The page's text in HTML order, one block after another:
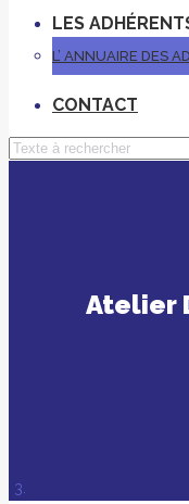
LES
L’ ANNUAIRE DES
CONTACT
Atelier